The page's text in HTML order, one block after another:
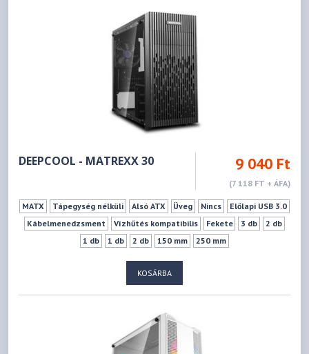
DEEPCOOL - MATREXX 30 9 040 Ft
(7 118 FT + ÁFA)
MATX Tápegység nélküli Alsó ATX Üveg Nincs
Előlapi USB 3.0
Kábelmenedzsment
Vízhűtés kompatibilis Fekete 3 db
2 db
1 db
1 db 2 db 150 mm 250 mm
KOSÁRBA